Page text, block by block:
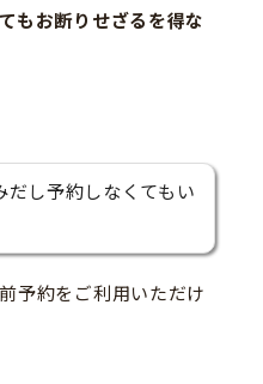
もお断りせざるを得な
だし予約しなくてもい
予約をご利用いただけ